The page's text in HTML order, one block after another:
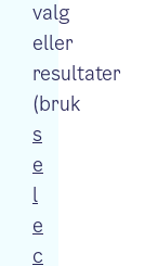
valg
eller
resultater
(bruk
s
e
l
e
c